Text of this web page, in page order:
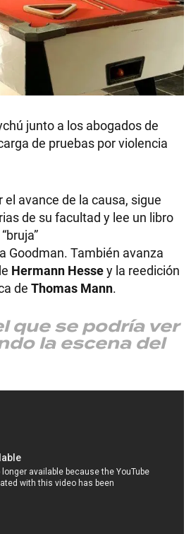
junto a los abogados de
de pruebas por violencia
avance de la causa, sigue
de su facultad y lee un libro
Goodman. También avanza
Hermann Hessey la reedición
de Thomas Mann.
que se podría ver
la escena del